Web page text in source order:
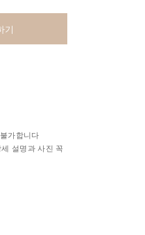
기
가합니다
설명과 사진 꼭